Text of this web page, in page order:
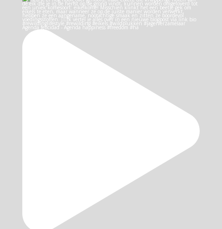
Agenda felicidad - Agenda happiness #freedom #ha